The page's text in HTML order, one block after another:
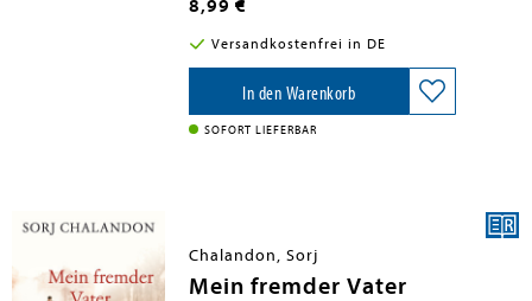
zwischendurch und hilft bei den
kreativsten Frisuren. Und auch wenn er
mal nicht da sein kann, verpasst er
keine Gute-Nacht-Geschichte, denn er
ist der beste Papa der Welt! Die Autorin
schafft es mit ihren Bildern, die auf
Instagram Hunderttausende begeistern,
Tochter. Das ideale Geschenk für jeden
Superpapa!
8,99 €
Versandkostenfrei in DE
In den Warenkorb
SOFORT LIEFERBAR
Chalandon, Sorj
Mein fremder Vater